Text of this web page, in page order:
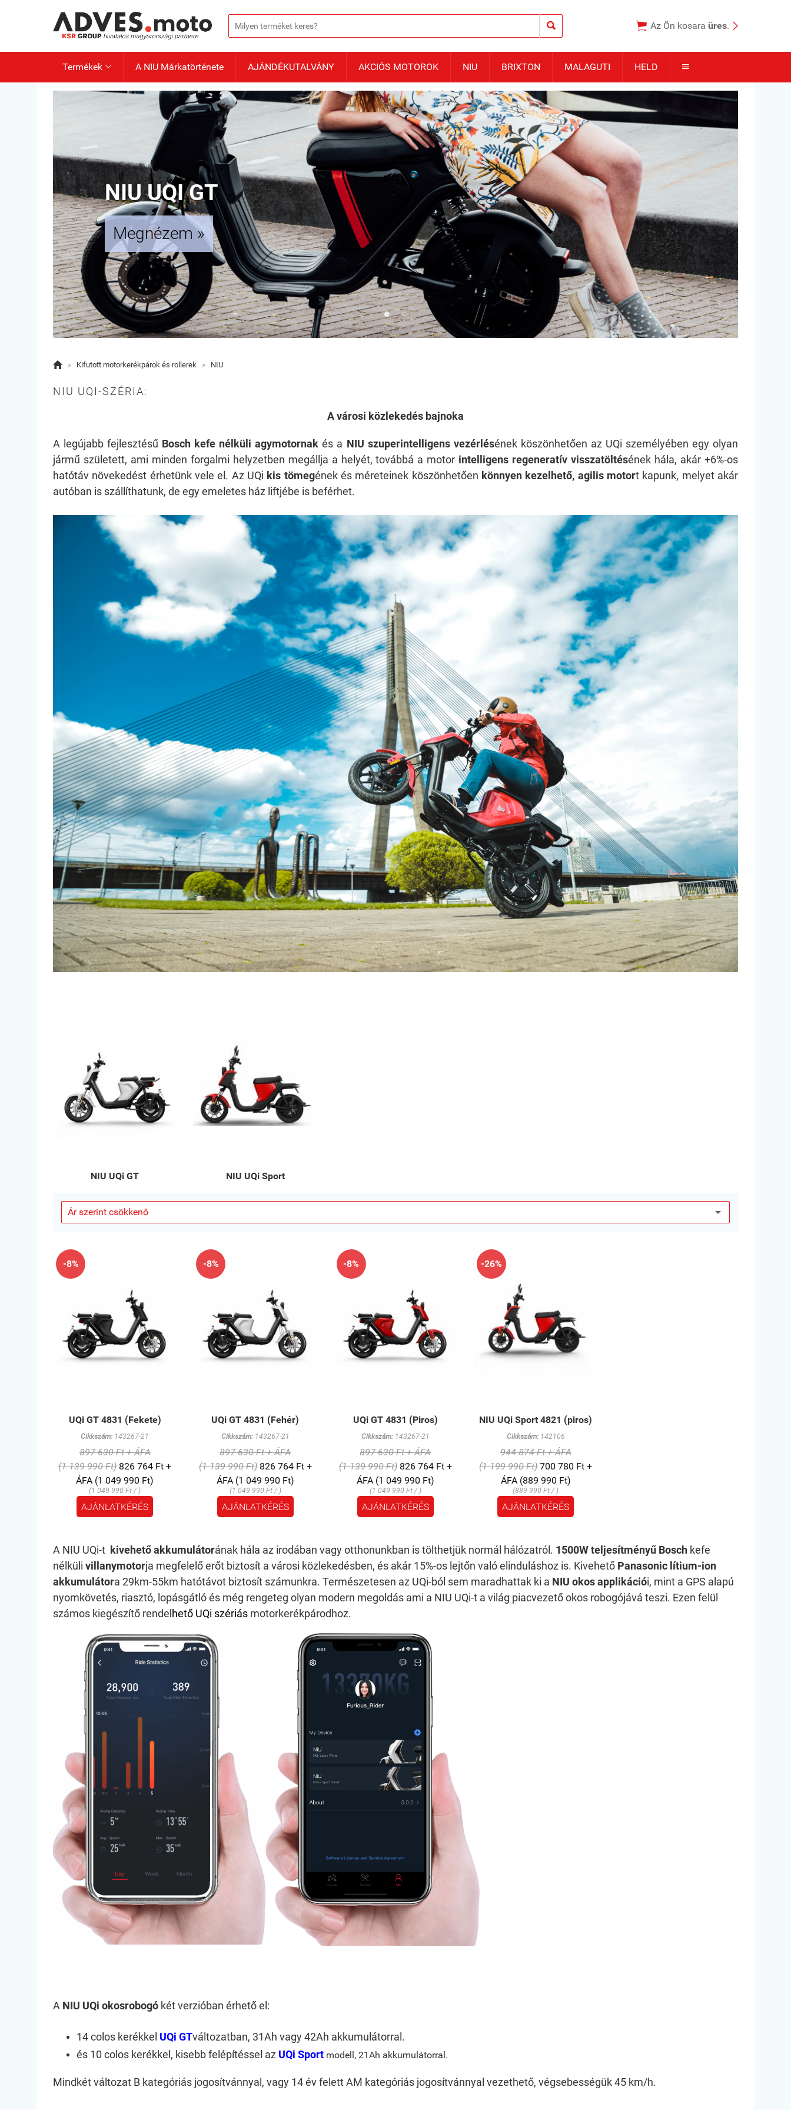
  Az Ön kosara üres. 
Termékek  A NIU Márkatörténete AJÁNDÉKUTALVÁNY AKCIÓS MOTOROK NIU BRIXTON MALAGUTI HELD 
NIU UQI GT
Megnézem»
 » Kifutott motorkerékpárok és rollerek » NIU
NIU UQI-SZÉRIA:
A városi közlekedés bajnoka
A legújabb fejlesztésű Bosch kefe nélküli agymotornak és a NIU szuperintelligens vezérlésének köszönhetően az UQi személyében egy olyan
jármű született, ami minden forgalmi helyzetben megállja a helyét, továbbá a motor intelligens regeneratív visszatöltésének hála, akár +6%-os
hatótáv növekedést érhetünk vele el. Az UQi kis tömegének és méreteinek köszönhetően könnyen kezelhető, agilis motort kapunk, melyet akár
autóban is szállíthatunk, de egy emeletes ház liftjébe is beférhet.
NIU UQi GT NIU UQi Sport
-8%
UQi GT 4831 (Fekete)
Cikkszám: 143267-21
897 630 Ft + ÁFA
(1 139 990 Ft) 826 764 Ft +
ÁFA (1 049 990 Ft)
(1 049 990 Ft / )
AJÁNLATKÉRÉS
-8%
UQi GT 4831 (Fehér)
Cikkszám:143267-21
897 630 Ft + ÁFA
(1 139 990 Ft) 826 764 Ft +
ÁFA (1 049 990 Ft)
(1 049 990 Ft / )
AJÁNLATKÉRÉS
-8%
UQi GT 4831 (Piros)
Cikkszám:143267-21
897 630 Ft + ÁFA
(1 139 990 Ft) 826 764 Ft +
ÁFA (1 049 990 Ft)
(1 049 990 Ft / )
AJÁNLATKÉRÉS
-26%
NIU UQi Sport 4821 (piros)
Cikkszám:142106
944 874 Ft + ÁFA
(1 199 990 Ft) 700 780 Ft +
ÁFA (889 990 Ft)
(889 990 Ft / )
AJÁNLATKÉRÉS
A NIU UQi-t kivehető akkumulátorának hála az irodában vagy otthonunkban is tölthetjük normál hálózatról. 1500W teljesítményű Bosch kefe
nélküli villanymotorja megfelelő erőt biztosít a városi közlekedésben, és akár 15%-os lejtőn való elinduláshoz is. Kivehető Panasonic lítium-ion
akkumulátora 29km-55km hatótávot biztosít számunkra. Természetesen az UQi-ból sem maradhattak ki a NIU okos applikációi, mint a GPS alapú
nyomkövetés, riasztó, lopásgátló és még rengeteg olyan modern megoldás ami a NIU UQi-t a világ piacvezető okos robogójává teszi. Ezen felül
számos kiegészítő rende lhető UQi szériás motorkerékpárodhoz.
A NIU UQi okosrobogó két verzióban érhető el:
14 colos kerékkel UQi GTváltozatban, 31Ah vagy 42Ah akkumulátorral.
és 10 colos kerékkel, kisebb felépítéssel az UQi Sport modell, 21Ah akkumulátorral.
Mindkét változat B kategóriás jogosítvánnyal, vagy 14 év felett AM kategóriás jogosítvánnyal vezethető, végsebességük 45 km/h.